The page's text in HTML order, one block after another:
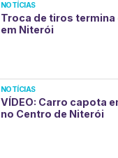
NOTÍCIAS
Troca de tiros
em Niterói
NOTÍCIAS
VÍDEO: Carro capota
no Centro de Niterói